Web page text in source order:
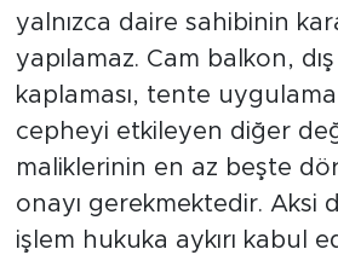
yalnızca daire sahibinin
yapılamaz. Cam balkon,
kaplaması, tente
cepheyi etkileyen diğer
maliklerinin en az beşte
onayı gerekmektedir. Aksi
işlem hukuka aykırı kabul